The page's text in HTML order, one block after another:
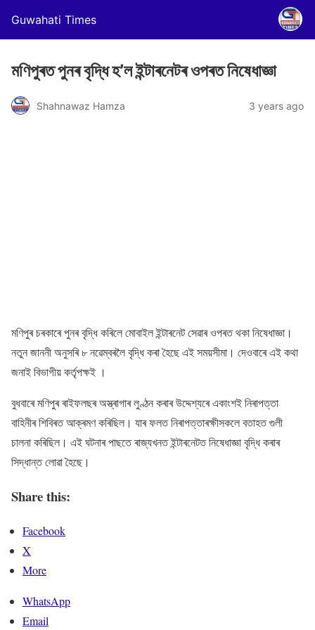
Guwahati Times
মণিপুৰত পুনৰ বৃদ্ধি হ’ল ইন্টাৰনেটৰ ওপৰত নিষেধাজ্ঞা
Shahnawaz Hamza 3 years ago
মণিপুৰ চৰকাৰে পুনৰ বৃদ্ধি কৰিলে মোবাইল ইন্টাৰনেট সেৱাৰ ওপৰত থকা নিষেধাজ্ঞা।
নতুন জাননী অনুসৰি ৮ নৱেম্বৰলৈ বৃদ্ধি কৰা হৈছে এই সময়সীমা। দেওবাৰে এই কথা
জনাই বিভাগীয় কৰ্তৃপক্ষই ।
বুধবাৰে মণিপুৰ ৰাইফলছৰ অস্ত্ৰাগাৰ লুণ্ঠন কৰাৰ উদ্দেশ্যৰে একাংশই নিৰাপত্তা
বাহিনীৰ শিবিৰত আক্ৰমণ কৰিছিল। যাৰ ফলত নিৰাপত্তাৰক্ষীসকলে বতাহত গুলী
চালনা কৰিছিল। এই ঘটনাৰ পাছতে ৰাজ্যখনত ইন্টাৰনেটত নিষেধাজ্ঞা বৃদ্ধি কৰাৰ
সিদ্ধান্ত লোৱা হৈছে।
Share this:
Facebook
X
More
WhatsApp
Email